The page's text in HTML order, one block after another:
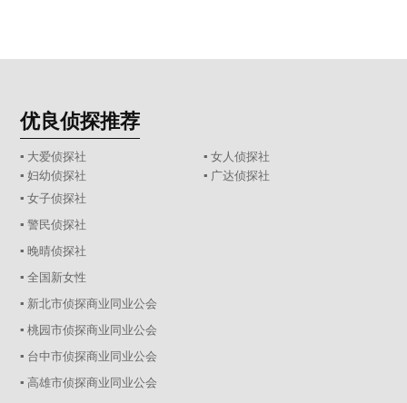
优良侦探推荐
▪ 大爱侦探社
▪ 女人侦探社
▪ 妇幼侦探社
▪ 广达侦探社
▪ 女子侦探社
▪ 警民侦探社
▪ 晚晴侦探社
▪ 全国新女性
▪ 新北市侦探商业同业公会
▪ 桃园市侦探商业同业公会
▪ 台中市侦探商业同业公会
▪ 高雄市侦探商业同业公会